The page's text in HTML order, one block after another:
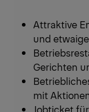
Attraktive
und
Gerichten
mit
Jobticket